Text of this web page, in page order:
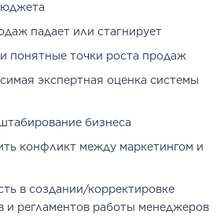
падает или стагнирует
понятные точки роста продаж
экспертная оценка системы
бизнеса
конфликт между маркетингом и
в создании/корректировке
и регламентов работы менеджеров